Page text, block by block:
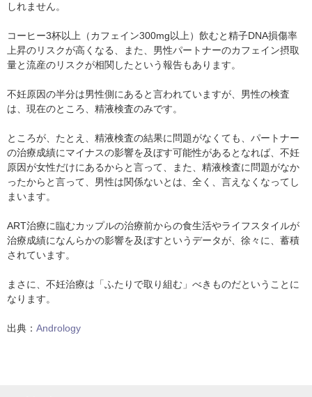
しれません。
コーヒー3杯以上（カフェイン300mg以上）飲むと精子DNA損傷率
上昇のリスクが高くなる、また、男性パートナーのカフェイン摂取
量と流産のリスクが相関したという報告もあります。
不妊原因の半分は男性側にあると言われていますが、男性の検査
は、現在のところ、精液検査のみです。
ところが、たとえ、精液検査の結果に問題がなくても、パートナー
の治療成績にマイナスの影響を及ぼす可能性があるとなれば、不妊
原因が女性だけにあるからと言って、また、精液検査に問題がなか
ったからと言って、男性は関係ないとは、全く、言えなくなってし
まいます。
ART治療に臨むカップルの治療前からの食生活やライフスタイルが
治療成績になんらかの影響を及ぼすというデータが、徐々に、蓄積
されています。
まさに、不妊治療は「ふたりで取り組む」べきものだということに
なります。
出典： Andrology